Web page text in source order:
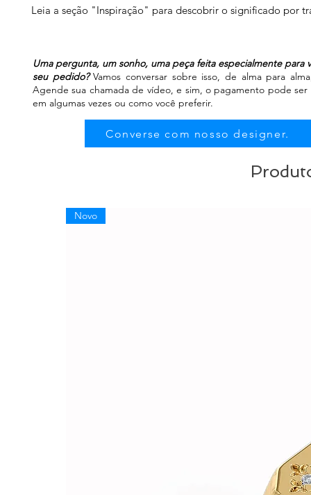
Leia a seção "Inspiração" para descobrir o significado por
Uma pergunta, um sonho, uma peça feita especialmente para
seu pedido?Vamos conversar sobre isso, de alma para
Agende sua chamada de vídeo, e sim, o pagamento pode
em algumas vezes ou como você preferir.
Converse com nosso designer.
Novo